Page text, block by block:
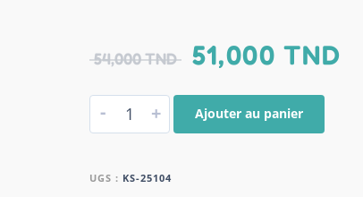
54,000TND 51,000TND
- + Ajouter au panier
UGS : KS-25104